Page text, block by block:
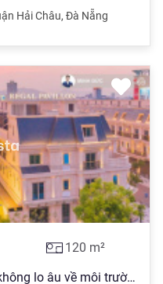
Hải Châu, Đà Nẵng
120 m²
Biệt thự mới Quận Hải châu, không lo âu về môi trường sống.